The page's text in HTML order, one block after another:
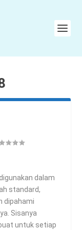
dalam
standard,
dipahami
Sisanya
untuk setiap